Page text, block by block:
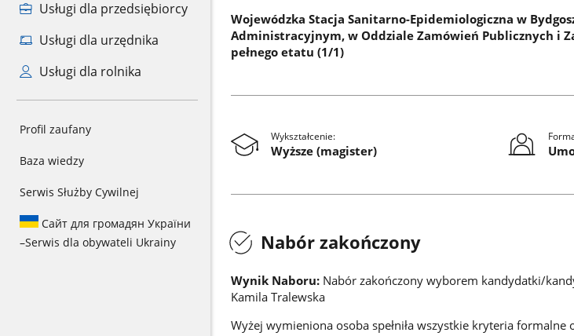
Usługi dla przedsiębiorcy
Usługi dla urzędnika
Usługi dla rolnika
Profil zaufany
Baza wiedzy
Serwis Służby Cywilnej
Сайт для громадян України
–Serwis dla obywateli Ukrainy
Wojewódzka Stacja Sanitarno-Epidemiologiczna w
Administracyjnym, w Oddziale Zamówień Publicznych i
pełnego etatu (1/1)
Wykształcenie:
Wyższe (magister)
Nabór zakończony
Wynik Naboru:Nabór zakończony wyborem kandydatki/
Kamila Tralewska
Wyżej wymieniona osoba spełniła wszystkie kryteria